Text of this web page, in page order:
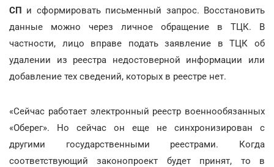
СП и сформировать письменный запрос. Восстановить
данные можно через личное обращение в ТЦК. В
частности, лицо вправе подать заявление в ТЦК об
удалении из реестра недостоверной информации или
добавление тех сведений, которых в реестре нет.
«Сейчас работает электронный реестр военнообязанных
«Оберег». Но сейчас он еще не синхронизирован с
другими государственными реестрами. Когда
соответствующий законопроект будет принят, то в